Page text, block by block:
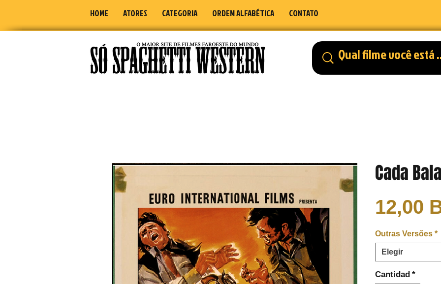
HOME ATORES CATEGORIA ORDEM ALFABÉTICA CONTATO
Cada
12,00
Outras Versões *
Elegir
Cantidad *